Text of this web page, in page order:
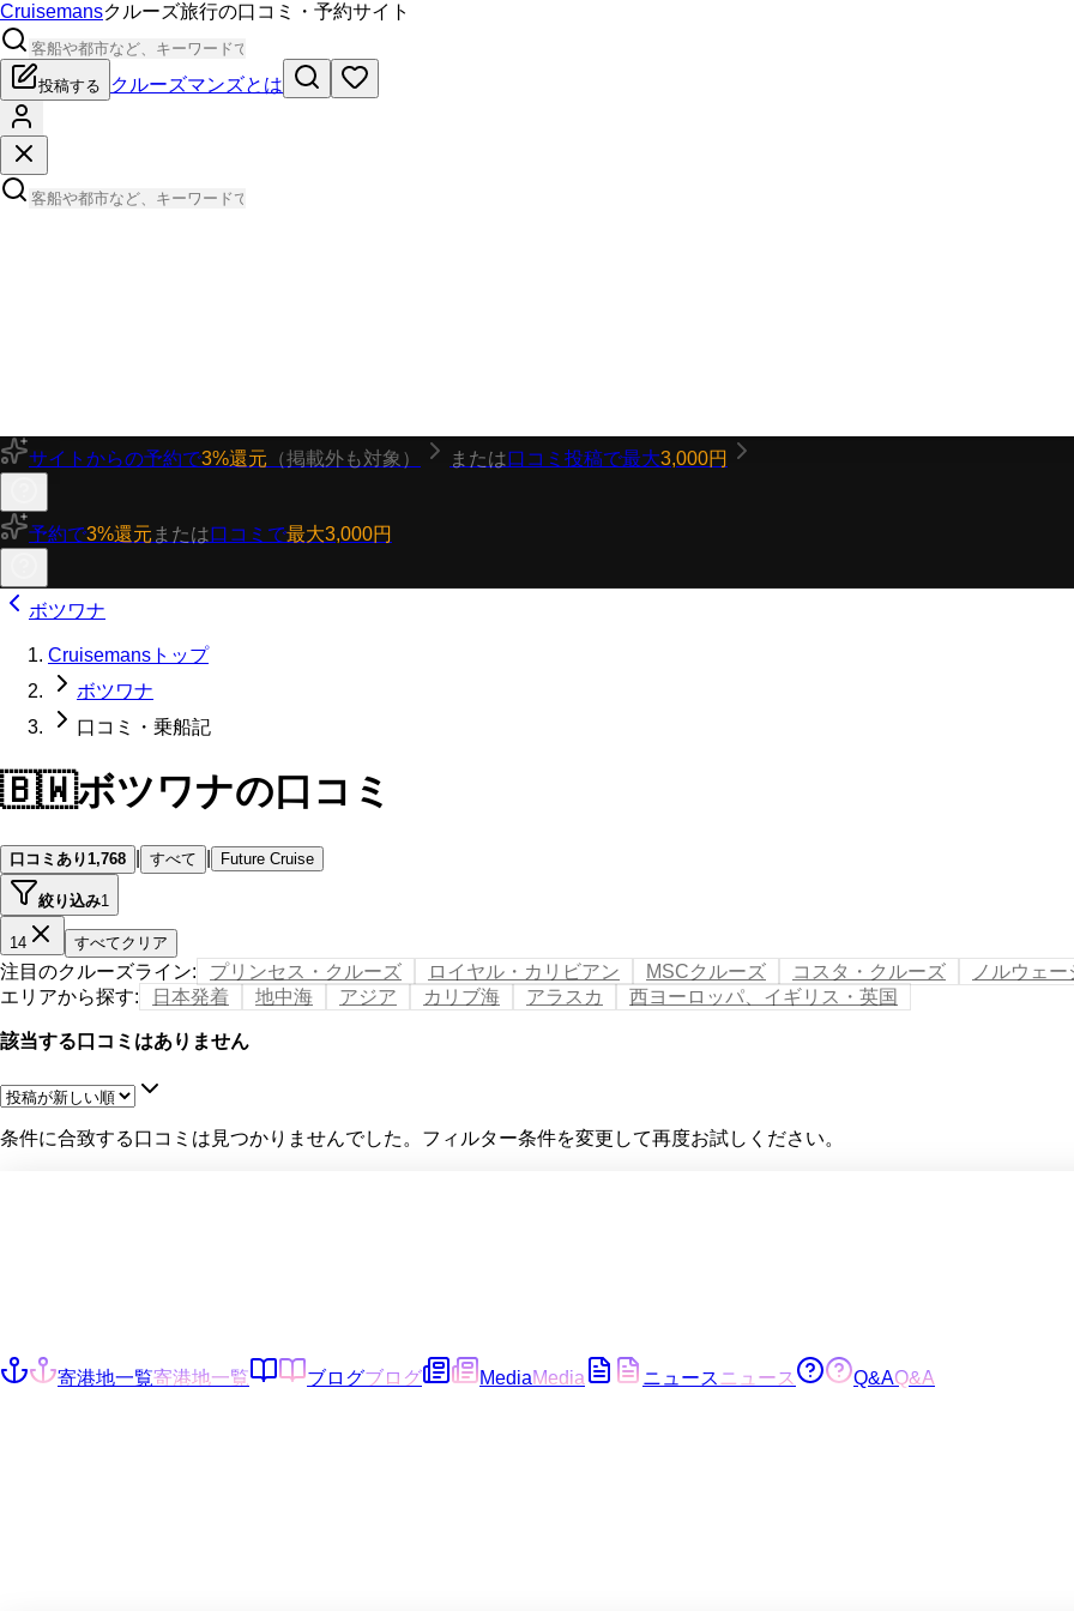
Cruisemansクルーズ旅行の口コミ・予約サイト
投稿する クルーズマンズとは
サイトからの予約で3%還元 （掲載外も対象） または口コミ投稿で最大3,000円
予約で3%還元 または口コミで最大3,000円
ボツワナ
Cruisemansトップ
ボツワナ
口コミ・乗船記
🇧🇼ボツワナの口コミ
口コミあり1,768 すべて Future Cruise
絞り込み1
14 すべてクリア
注目のクルーズライン: プリンセス・クルーズ ロイヤル・カリビアン MSCクルーズ コスタ・クルーズ ノルウェ
エリアから探す: 日本発着 地中海 アジア カリブ海 アラスカ 西ヨーロッパ、イギリス・英国
該当する口コミはありません
条件に合致する口コミは見つかりませんでした。フィルター条件を変更して再度お試しください。
寄港地一覧寄港地一覧 ブログブログ MediaMedia ニュース ニュース Q&AQ&A